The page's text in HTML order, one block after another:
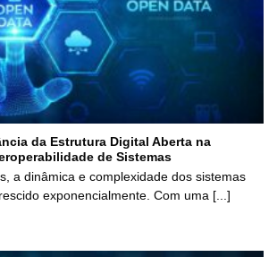
da Estrutura Digital Aberta na
de Sistemas
a dinâmica e complexidade dos sistemas
exponencialmente. Com uma [...]